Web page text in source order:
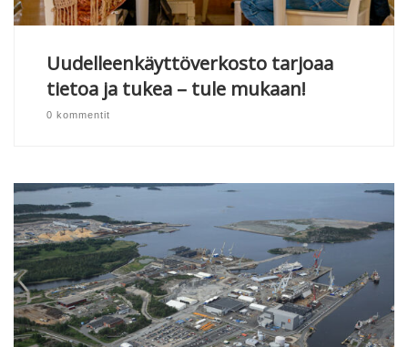
Uudelleenkäyttöverkosto tarjoaa
tietoa ja tukea – tule mukaan!
0 kommentit